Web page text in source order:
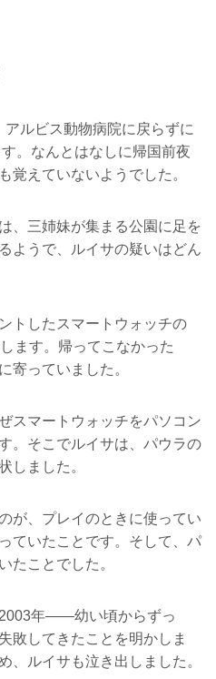
ルビス動物病院に戻らずに
。なんとはなしに帰国前夜
覚えていないようでした。
、三姉妹が集まる公園に足を
ようで、ルイサの疑いはどん
トしたスマートウォッチの
ます。帰ってこなかった
寄っていました。
スマートウォッチをパソコン
。そこでルイサは、パウラの
しました。
が、プレイのときに使ってい
ていたことです。そして、パ
たことでした。
年――幼い頃からずっ
敗してきたことを明かしま
、ルイサも泣き出しました。